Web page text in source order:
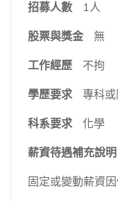
招募人數
1人
股票與獎金
無
工作經歷
不拘
學歷要求
專科
科系要求
化學
薪資待遇補充說明
固定或變動薪資